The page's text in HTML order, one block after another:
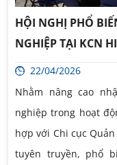
HỘI NGHỊ PHỔ
NGHIỆP TẠI KCN
22/04/2026
Nhằm nâng cao
nghiệp trong hoạt
hợp với Chi cục
tuyên truyền, phổ